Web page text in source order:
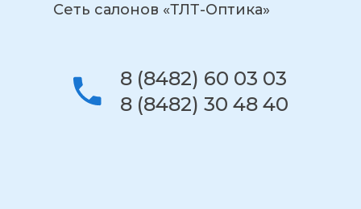
Сеть салонов «ТЛТ-Оптика»
8 (8482) 60 03 03
8 (8482) 30 48 40